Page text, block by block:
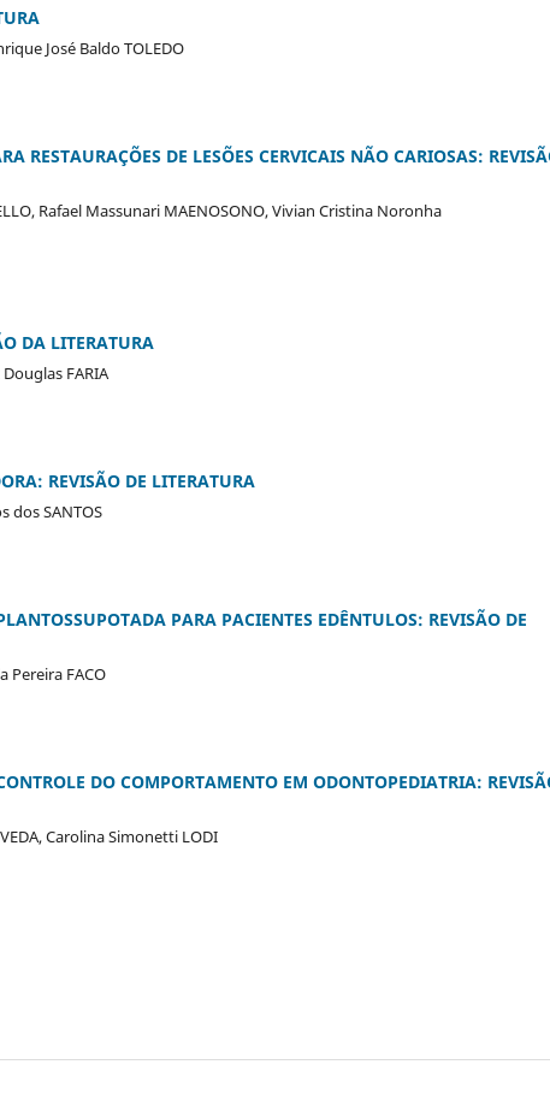
José Baldo TOLEDO
RESTAURAÇÕES DE LESÕES CERVICAIS NÃO CARIOSAS:
Rafael Massunari MAENOSONO, Vivian Cristina Noronha
DA LITERATURA
FARIA
REVISÃO DE LITERATURA
dos SANTOS
PARA PACIENTES EDÊNTULOS: REVISÃO DE
Pereira FACO
DO COMPORTAMENTO EM ODONTOPEDIATRIA:
Carolina Simonetti LODI